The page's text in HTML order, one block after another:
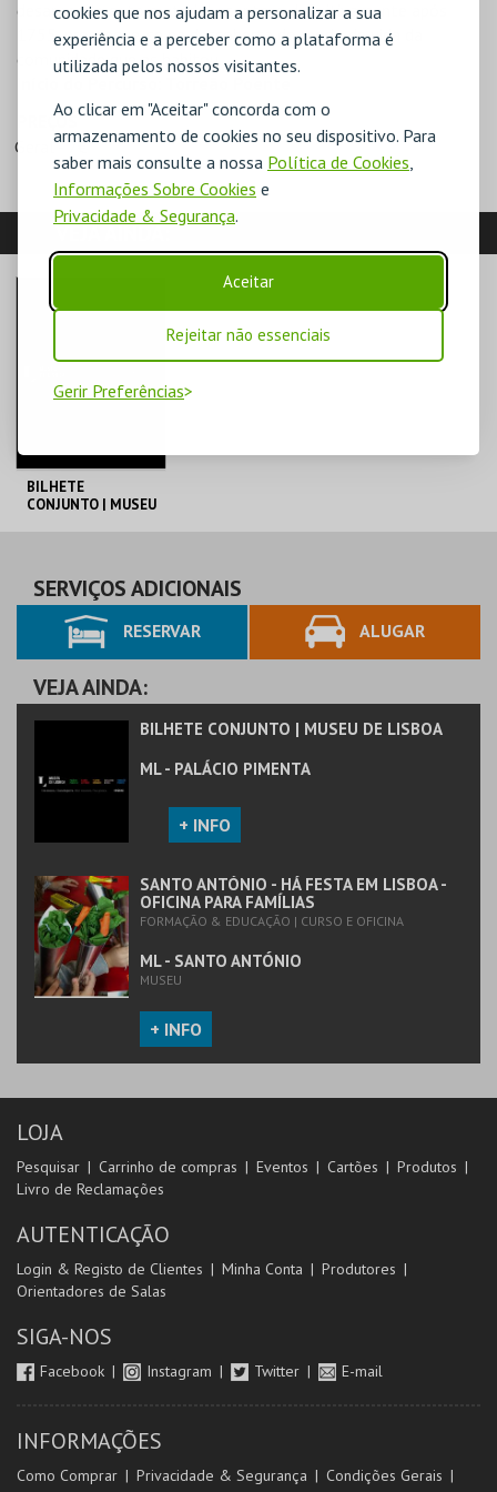
cookies que nos ajudam a personalizar a sua
experiência e a perceber como a plataforma é
utilizada pelos nossos visitantes.
Ao clicar em "Aceitar" concorda com o
armazenamento de cookies no seu dispositivo. Para
saber mais consulte a nossa Política de Cookies
Informações Sobre Cookies e
Privacidade & Segurança.
Aceitar
Rejeitar não essenciais
Gerir Preferências
desaparecimento material acontece definitivamente após
1755, prossegue-se na descoberta do modo de vida da
comunidade que as habitou.
PREÇOS
Geral - 7€
VEJA AINDA:
BILHETE
CONJUNTO | MUSEU
AQUISIÇÃO
MAIS INFO
COMPRAR
SERVIÇOS ADICIONAIS
RESERVAR ALUGAR
VEJA AINDA:
BILHETE CONJUNTO | MUSEU DE LISBOA
ML - PALÁCIO PIMENTA
+ INFO
SANTO ANTÓNIO - HÁ FESTA EM LISBOA -
OFICINA PARA FAMÍLIAS
FORMAÇÃO & EDUCAÇÃO | CURSO E OFICINA
ML - SANTO ANTÓNIO
MUSEU
+ INFO
LOJA
Pesquisar Carrinho de compras Eventos Cartões
Produtos
Livro de Reclamações
AUTENTICAÇÃO
Login & Registo de Clientes Minha Conta
Produtores
Orientadores de Salas
SIGA-NOS
Facebook Instagram Twitter E-mail
INFORMAÇÕES
Como Comprar Privacidade & Segurança
Condições Gerais